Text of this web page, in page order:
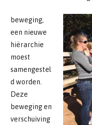
beweging,
een nieuwe
hiërarchie
moest
samengestel
d worden.
Deze
beweging en
verschuiving